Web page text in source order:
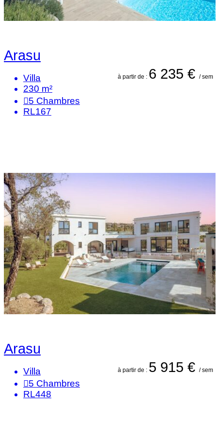
Arasu
à partir de : 6 235 € / sem
Villa
230 m²
5 Chambres
RL167
Arasu
à partir de : 5 915 € / sem
Villa
5 Chambres
RL448